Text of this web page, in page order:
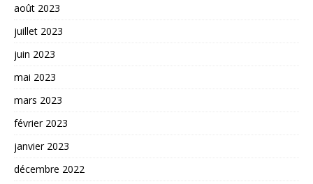
août 2023
juillet 2023
juin 2023
mai 2023
mars 2023
février 2023
janvier 2023
décembre 2022